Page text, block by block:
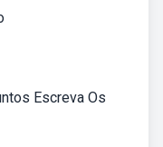
Escreva Os